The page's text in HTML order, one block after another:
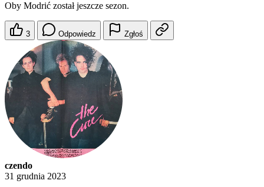
Oby Modrić został jeszcze sezon.
3 Odpowiedz Zgłoś
czendo
31 grudnia 2023